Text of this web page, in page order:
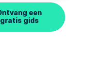
een
gratis gids